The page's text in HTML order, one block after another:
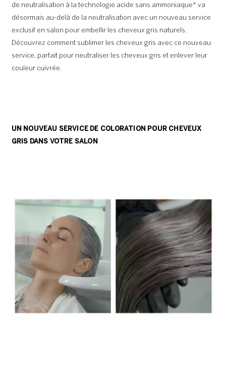
de neutralisation à la technologie acide sans ammoniaque* va
désormais au-delà de la neutralisation avec un nouveau service
exclusif en salon pour embellir les cheveux gris naturels.
Découvrez comment sublimer les cheveux gris avec ce nouveau
service, parfait pour neutraliser les cheveux gris et enlever leur
couleur cuivrée.
UN NOUVEAU SERVICE DE COLORATION POUR CHEVEUX
GRIS DANS VOTRE SALON